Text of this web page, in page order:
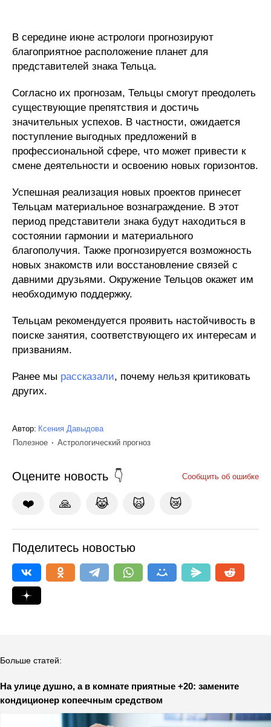
В середине июне астрологи прогнозируют
благоприятное расположение планет для
представителей знака Тельца.
Согласно их прогнозам, Тельцы смогут преодолеть
существующие препятствия и достичь
значительных успехов. В частности, ожидается
поступление выгодных предложений в
профессиональной сфере, что может привести к
смене деятельности и освоению новых горизонтов.
Успешная реализация новых проектов принесет
Тельцам материальное вознаграждение. В этот
период представители знака будут находиться в
состоянии гармонии и материального
благополучия. Также прогнозируется возможность
новых знакомств или восстановление связей с
давними друзьями. Окружение Тельцов окажет им
необходимую поддержку.
Тельцам рекомендуется проявить настойчивость в
поиске занятия, соответствующего их интересам и
призваниям.
Ранее мы рассказали, почему нельзя критиковать
других.
Автор: Ксения Давыдова
Полезное
Астрологический прогноз
Оцените новость Сообщить об ошибке
❤️ 🙏 😹 🙀 😿
Поделитесь новостью
Больше статей:
На улице душно, а в комнате приятные +20: замените
кондиционер копеечным средством